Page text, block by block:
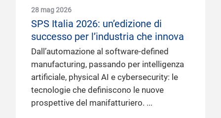
28 mag 2026
SPS Italia 2026: un’edizione di
successo per l’industria che innova
Dall’automazione al software-defined
manufacturing, passando per intelligenza
artificiale, physical AI e cybersecurity: le
tecnologie che definiscono le nuove
prospettive del manifatturiero.